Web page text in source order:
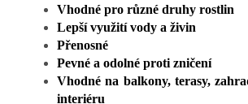
Vhodné pro různé druhy rostlin
Lepší využití vody a živin
Přenosné
Pevné a odolné proti zničení
Vhodné na balkony, terasy,
interiéru